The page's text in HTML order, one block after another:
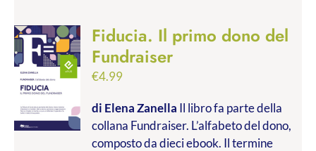
Fiducia. Il primo dono del
Fundraiser
€4.99
di Elena Zanella Il libro fa parte della
collana Fundraiser. L’alfabeto del dono,
composto da dieci ebook. Il termine